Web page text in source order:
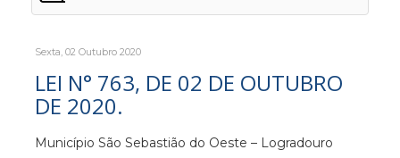
Sexta, 02 Outubro 2020
LEI N° 763, DE 02 DE OUTUBRO
DE 2020.
Município São Sebastião do Oeste – Logradouro